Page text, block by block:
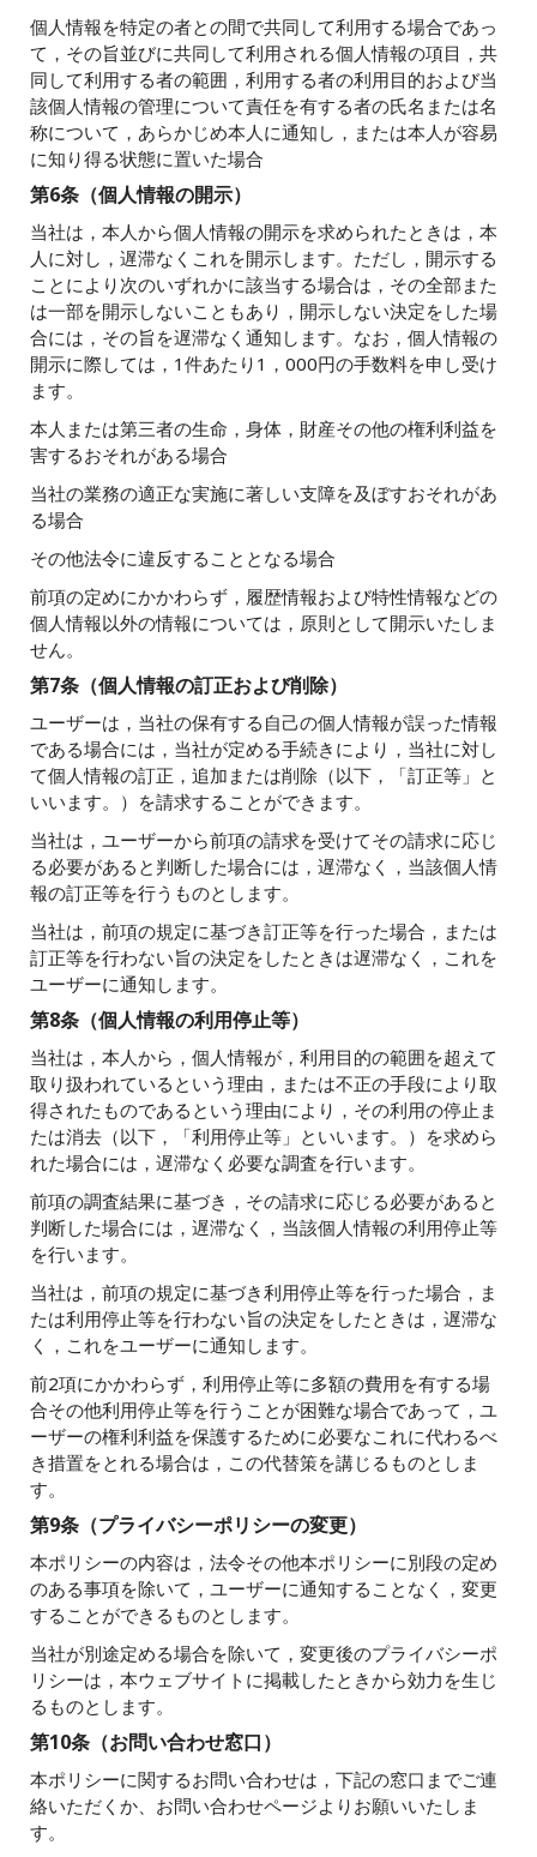
個人情報を特定の者との間で共同して利用する場合であっ
て，その旨並びに共同して利用される個人情報の項目，共
同して利用する者の範囲，利用する者の利用目的および当
該個人情報の管理について責任を有する者の氏名または名
称について，あらかじめ本人に通知し，または本人が容易
に知り得る状態に置いた場合
第6条（個人情報の開示）
当社は，本人から個人情報の開示を求められたときは，本
人に対し，遅滞なくこれを開示します。ただし，開示する
ことにより次のいずれかに該当する場合は，その全部また
は一部を開示しないこともあり，開示しない決定をした場
合には，その旨を遅滞なく通知します。なお，個人情報の
開示に際しては，1件あたり1，000円の手数料を申し受け
ます。
本人または第三者の生命，身体，財産その他の権利利益を
害するおそれがある場合
当社の業務の適正な実施に著しい支障を及ぼすおそれがあ
る場合
その他法令に違反することとなる場合
前項の定めにかかわらず，履歴情報および特性情報などの
個人情報以外の情報については，原則として開示いたしま
せん。
第7条（個人情報の訂正および削除）
ユーザーは，当社の保有する自己の個人情報が誤った情報
である場合には，当社が定める手続きにより，当社に対し
て個人情報の訂正，追加または削除（以下，「訂正等」と
いいます。）を請求することができます。
当社は，ユーザーから前項の請求を受けてその請求に応じ
る必要があると判断した場合には，遅滞なく，当該個人情
報の訂正等を行うものとします。
当社は，前項の規定に基づき訂正等を行った場合，または
訂正等を行わない旨の決定をしたときは遅滞なく，これを
ユーザーに通知します。
第8条（個人情報の利用停止等）
当社は，本人から，個人情報が，利用目的の範囲を超えて
取り扱われているという理由，または不正の手段により取
得されたものであるという理由により，その利用の停止ま
たは消去（以下，「利用停止等」といいます。）を求めら
れた場合には，遅滞なく必要な調査を行います。
前項の調査結果に基づき，その請求に応じる必要があると
判断した場合には，遅滞なく，当該個人情報の利用停止等
を行います。
当社は，前項の規定に基づき利用停止等を行った場合，ま
たは利用停止等を行わない旨の決定をしたときは，遅滞な
く，これをユーザーに通知します。
前2項にかかわらず，利用停止等に多額の費用を有する場
合その他利用停止等を行うことが困難な場合であって，ユ
ーザーの権利利益を保護するために必要なこれに代わるべ
き措置をとれる場合は，この代替策を講じるものとしま
す。
第9条（プライバシーポリシーの変更）
本ポリシーの内容は，法令その他本ポリシーに別段の定め
のある事項を除いて，ユーザーに通知することなく，変更
することができるものとします。
当社が別途定める場合を除いて，変更後のプライバシーポ
リシーは，本ウェブサイトに掲載したときから効力を生じ
るものとします。
第10条（お問い合わせ窓口）
本ポリシーに関するお問い合わせは，下記の窓口までご連
絡いただくか、お問い合わせページよりお願いいたしま
す。